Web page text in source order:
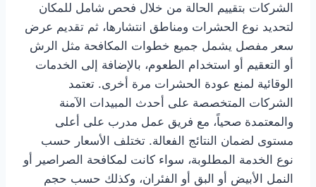
الشركات بتقييم الحالة من خلال فحص شامل للمكان
لتحديد نوع الحشرات ومناطق انتشارها، ثم تقديم عرض
سعر مفصل يشمل جميع خطوات المكافحة مثل الرش
أو التعقيم أو استخدام الطعوم، بالإضافة إلى الخدمات
الوقائية لمنع عودة الحشرات مرة أخرى. تعتمد
الشركات المتخصصة على أحدث المبيدات الآمنة
والمعتمدة صحياً، مع فريق عمل مدرب على أعلى
مستوى لضمان النتائج الفعالة. تختلف الأسعار حسب
نوع الخدمة المطلوبة، سواء كانت لمكافحة الصراصير أو
النمل الأبيض أو البق أو الفئران، وكذلك حسب حجم